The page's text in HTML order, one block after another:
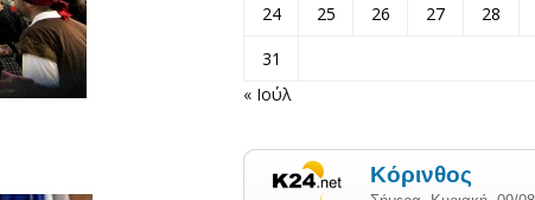
24
25 26 27 28
31
« Ιούλ